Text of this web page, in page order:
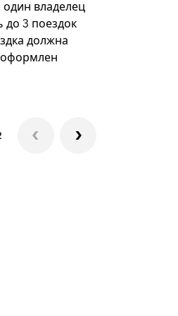
один владелец
до 3 поездок
должна
оформлен